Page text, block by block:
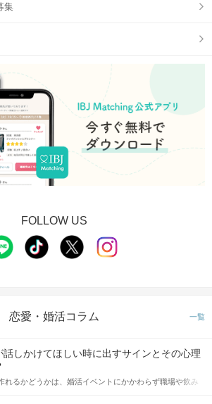
集
FOLLOW US
恋愛・婚活コラム 一覧
話しかけてほしい時に出すサインとその心理
れるかどうかは、婚活イベントにかかわらず職場や飲み